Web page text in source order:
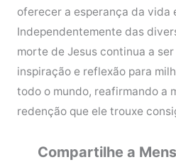
oferecer a esperança da vida
Independentemente das
morte de Jesus continua a
inspiração e reflexão para
todo o mundo, reafirmando a
redenção que ele trouxe
Compartilhe a